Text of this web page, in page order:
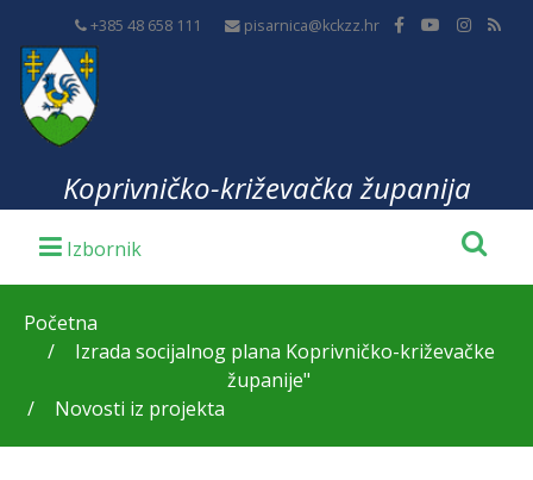
+385 48 658 111 pisarnica@kckzz.hr
Koprivničko-križevačka županija
Početna
Izrada socijalnog plana Koprivničko-križevačke
županije"
Novosti iz projekta